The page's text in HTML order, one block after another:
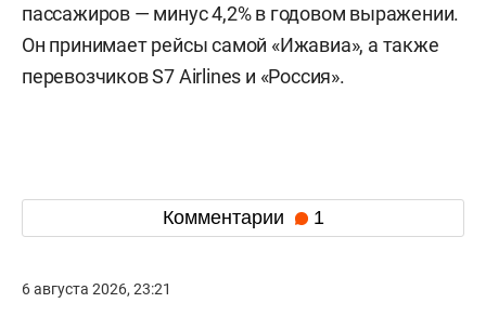
пассажиров — минус 4,2% в годовом выражении.
Он принимает рейсы самой «Ижавиа», а также
перевозчиков S7 Airlines и «Россия».
Комментарии 1
6 августа 2026, 23:21